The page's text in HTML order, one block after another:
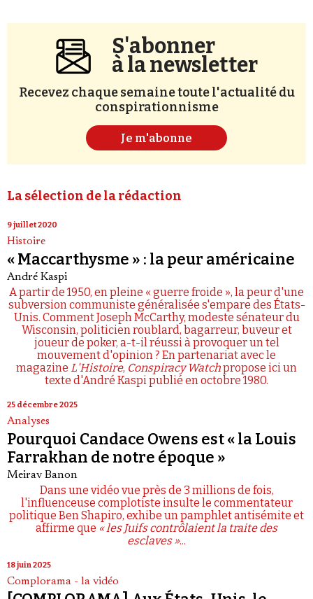
S'abonner
à la newsletter
Recevez chaque semaine toute l'actualité du
conspirationnisme
Je m'abonne
La sélection de la rédaction
9 juillet 2020
Histoire
« Maccarthysme » : la peur américaine
André Kaspi
A partir de 1950, en pleine « guerre froide », la peur d'une
subversion communiste généralisée s'empare des États-
Unis. Comment Joseph McCarthy, modeste sénateur du
Wisconsin, politicien roublard, bagarreur, buveur et
joueur de poker, a-t-il réussi à provoquer un tel
mouvement d'opinion ? En partenariat avec le
magazine L'Histoire, Conspiracy Watchpropose ici un
texte d'André Kaspi publié en octobre 1980.
25 décembre 2025
Analyses
Pourquoi Candace Owens est « la Louis
Farrakhan de notre époque »
Meirav Banon
Dans une vidéo vue près de 3 millions de fois,
l'influenceuse complotiste insulte le commentateur
politique Ben Shapiro, exhibe un pamphlet antisémite et
affirme que « les Juifs contrôlaient la traite des
esclaves »...
18 juin 2025
Complorama - la vidéo